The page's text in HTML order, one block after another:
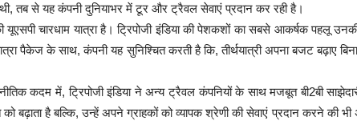
थी, तब से यह कंपनी दुनियाभर में टूर और ट्रैवल सेवाएं प्रदान कर रही है।
चारधाम यात्रा है। ट्रिपोजी इंडिया की पेशकशों का सबसे आकर्षक पहलू उनकी
पैकेज के साथ, कंपनी यह सुनिश्चित करती है कि, तीर्थयात्री अपना बजट बढ़ाए
कदम में, ट्रिपोजी इंडिया ने अन्य ट्रैवल कंपनियों के साथ मजबूत बी2बी
बढ़ाता है बल्कि, उन्हें अपने ग्राहकों को व्यापक श्रेणी की सेवाएं प्रदान करने की भी